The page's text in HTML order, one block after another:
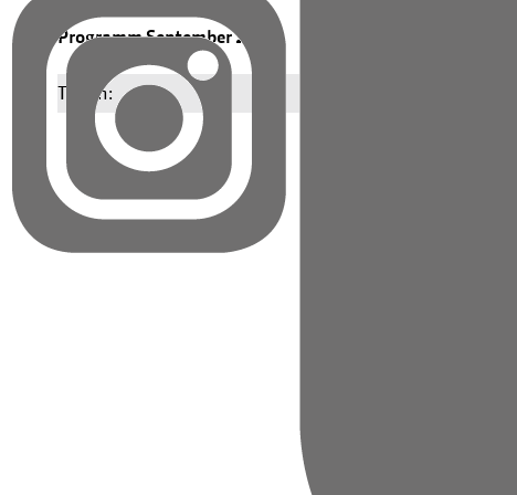
Programm September 2025
Teilen: